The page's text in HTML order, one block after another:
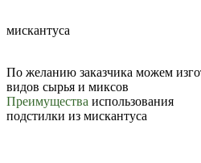
мискантуса
По желанию заказчика можем
видов сырья и миксов
Преимущества использования
подстилки из мискантуса